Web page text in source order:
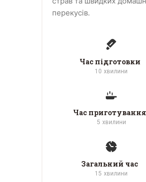
перекусів.
Час підготовки
10 хвилини
Час приготування
5 хвилини
Загальний час
15 хвилини